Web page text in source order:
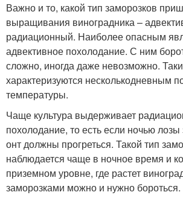
Важно и то, какой тип заморозков
выращивания виноградника –
радиационный. Наиболее опасным
адвективное похолодание. С ним
сложно, иногда даже невозможно.
характеризуются несколькодневным
температуры.
Чаще культура выдерживает
похолодание, то есть если ночью
онт должны прогреться. Такой тип
наблюдается чаще в ночное время и
приземном уровне, где растет
заморозками можно и нужно бороться.